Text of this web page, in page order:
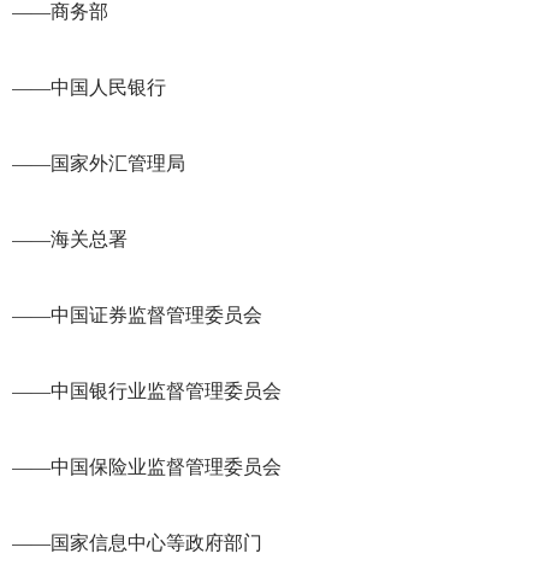
——商务部
——中国人民银行
——国家外汇管理局
——海关总署
——中国证券监督管理委员会
——中国银行业监督管理委员会
——中国保险业监督管理委员会
——国家信息中心等政府部门